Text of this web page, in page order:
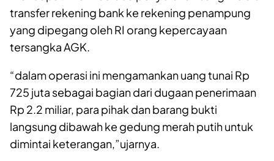
transfer rekening bank ke rekening penampung
yang dipegang oleh RI orang kepercayaan
tersangka AGK.
“dalam operasi ini mengamankan uang tunai Rp
725 juta sebagai bagian dari dugaan penerimaan
Rp 2.2 miliar, para pihak dan barang bukti
langsung dibawah ke gedung merah putih untuk
dimintai keterangan,”ujarnya.